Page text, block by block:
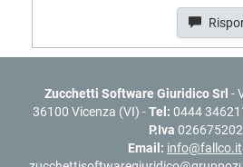
Zucchetti Software Giuridico Srl -
36100 Vicenza (VI) -Tel: 0444
P.Iva
Email: info@fallco.it